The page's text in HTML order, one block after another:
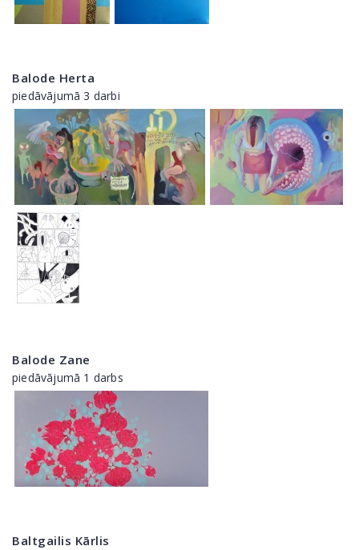
Balode Herta
piedāvājumā 3 darbi
Balode Zane
piedāvājumā 1 darbs
Baltgailis Kārlis